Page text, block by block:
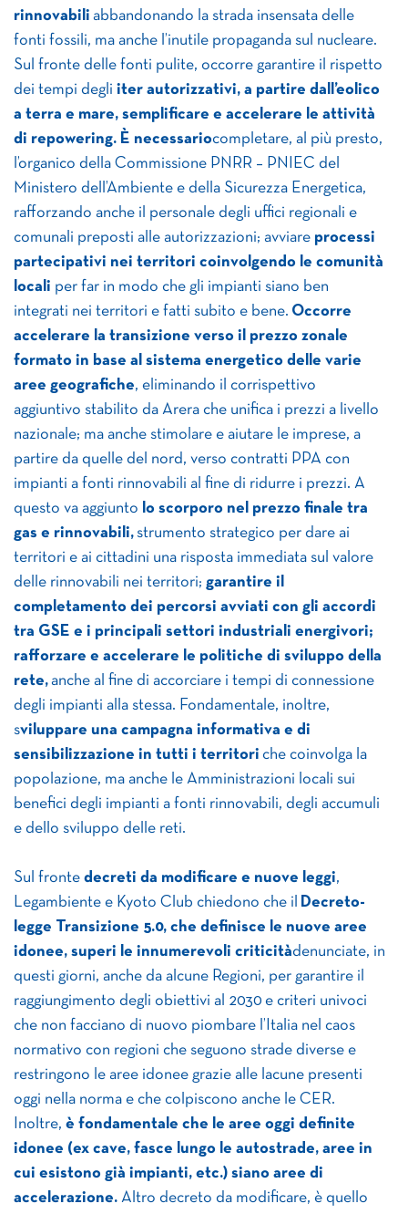
rinnovabili abbandonando la strada insensata delle
fonti fossili, ma anche l’inutile propaganda sul nucleare.
Sul fronte delle fonti pulite, occorre garantire il rispetto
dei tempi degli iter autorizzativi, a partire dall’eolico
a terra e mare, semplificare e accelerare le attività
di repowering. È necessariocompletare, al più presto,
l’organico della Commissione PNRR – PNIEC del
Ministero dell’Ambiente e della Sicurezza Energetica,
rafforzando anche il personale degli uffici regionali e
comunali preposti alle autorizzazioni; avviare processi
partecipativi nei territori coinvolgendo le comunità
locali per far in modo che gli impianti siano ben
integrati nei territori e fatti subito e bene. Occorre
accelerare la transizione verso il prezzo zonale
formato in base al sistema energetico delle varie
aree geografiche, eliminando il corrispettivo
aggiuntivo stabilito da Arera che unifica i prezzi a livello
nazionale; ma anche stimolare e aiutare le imprese, a
partire da quelle del nord, verso contratti PPA con
impianti a fonti rinnovabili al fine di ridurre i prezzi. A
questo va aggiunto lo scorporo nel prezzo finale tra
gas e rinnovabili,strumento strategico per dare ai
territori e ai cittadini una risposta immediata sul valore
delle rinnovabili nei territori; garantire il
completamento dei percorsi avviati con gli accordi
tra GSE e i principali settori industriali energivori;
rafforzare e accelerare le politiche di sviluppo della
rete,anche al fine di accorciare i tempi di connessione
degli impianti alla stessa. Fondamentale, inoltre,
sviluppare una campagna informativa e di
sensibilizzazione in tutti i territori che coinvolga la
popolazione, ma anche le Amministrazioni locali sui
benefici degli impianti a fonti rinnovabili, degli accumuli
e dello sviluppo delle reti.
Sul fronte decreti da modificare e nuove leggi,
Legambiente e Kyoto Club chiedono che il
Decreto-
legge Transizione 5.0, che definisce le nuove aree
idonee, superi le innumerevoli criticitàdenunciate, in
questi giorni, anche da alcune Regioni, per garantire il
raggiungimento degli obiettivi al 2030 e criteri univoci
che non facciano di nuovo piombare l’Italia nel caos
normativo con regioni che seguono strade diverse e
restringono le aree idonee grazie alle lacune presenti
oggi nella norma e che colpiscono anche le CER.
Inoltre, è fondamentale che le aree oggi definite
idonee (ex cave, fasce lungo le autostrade, aree in
cui esistono già impianti, etc.) siano aree di
accelerazione. Altro decreto da modificare, è quello